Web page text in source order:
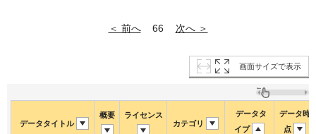
＜ 前へ 66 次へ ＞
画面サイズで表示
データタイトル
概要
ライセンス
カテゴリ
データタ
イプ
データ時
点